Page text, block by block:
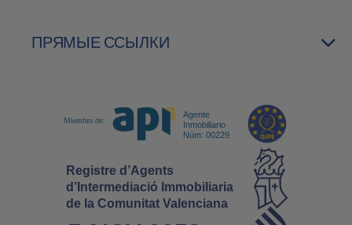
ПРЯМЫЕ ССЫЛКИ